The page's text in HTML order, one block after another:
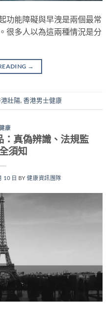
功能障礙與早洩是兩個最常
很多人以為這兩種情況是分
→
壯陽,香港男士健康
康
：真偽辨識、法規監
須知
10 日 BY健康資訊團隊